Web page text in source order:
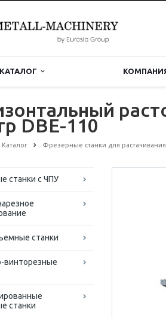
КАТАЛОГ
DBE-110
Каталог Фрезерные станки для растачивания
станки с ЧПУ
станки
винторезные
станки